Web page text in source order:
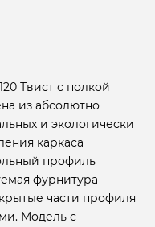
Твист с полкой
из абсолютно
и экологически
каркаса
профиль
фурнитура
части профиля
Модель с